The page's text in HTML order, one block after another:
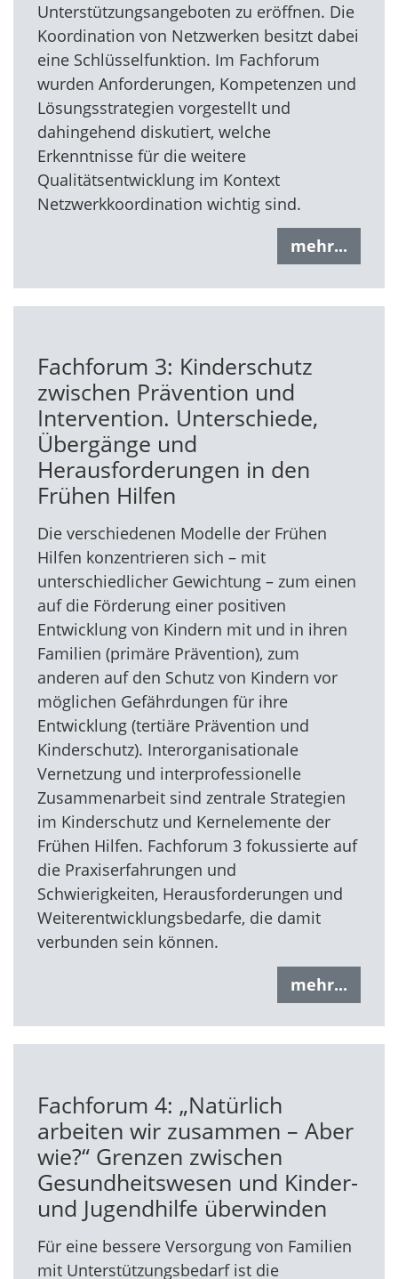
Unterstützungsangeboten zu eröffnen. Die
Koordination von Netzwerken besitzt dabei
eine Schlüsselfunktion. Im Fachforum
wurden Anforderungen, Kompetenzen und
Lösungsstrategien vorgestellt und
dahingehend diskutiert, welche
Erkenntnisse für die weitere
Qualitätsentwicklung im Kontext
Netzwerkkoordination wichtig sind.
mehr...
Fachforum 3: Kinderschutz
zwischen Prävention und
Intervention. Unterschiede,
Übergänge und
Herausforderungen in den
Frühen Hilfen
Die verschiedenen Modelle der Frühen
Hilfen konzentrieren sich – mit
unterschiedlicher Gewichtung – zum einen
auf die Förderung einer positiven
Entwicklung von Kindern mit und in ihren
Familien (primäre Prävention), zum
anderen auf den Schutz von Kindern vor
möglichen Gefährdungen für ihre
Entwicklung (tertiäre Prävention und
Kinderschutz). Interorganisationale
Vernetzung und interprofessionelle
Zusammenarbeit sind zentrale Strategien
im Kinderschutz und Kernelemente der
Frühen Hilfen. Fachforum 3 fokussierte auf
die Praxiserfahrungen und
Schwierigkeiten, Herausforderungen und
Weiterentwicklungsbedarfe, die damit
verbunden sein können.
mehr...
Fachforum 4: „Natürlich
arbeiten wir zusammen – Aber
wie?“ Grenzen zwischen
Gesundheitswesen und Kinder-
und Jugendhilfe überwinden
Für eine bessere Versorgung von Familien
mit Unterstützungsbedarf ist die